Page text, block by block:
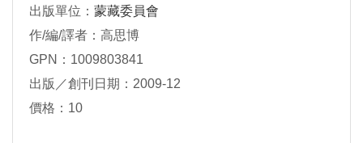
出版單位： 蒙藏委員會
作/編/譯者：高思博
GPN：1009803841
出版／創刊日期：2009-12
價格：10